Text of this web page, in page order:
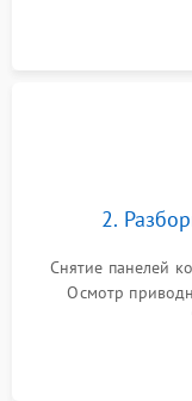
2.
Снятие панелей
Осмотр
крестовины